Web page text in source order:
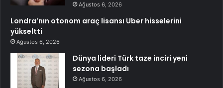
Ağustos 6, 2026
Londra’nın otonom araç lisansı Uber hisselerini
yükseltti
Ağustos 6, 2026
Dünya lideri Türk taze inciri yeni
sezona başladı
Ağustos 6, 2026